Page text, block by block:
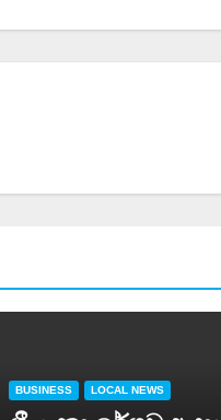
BUSINESS LOCAL NEWS